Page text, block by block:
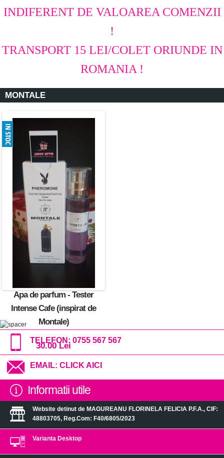
INDIFERENT DE VALOAREA COMENZII
!
TRANSPORT 15 LEI/COLET ORIUNDE IN
ROMANIA !
MONTALE
Apa de parfum - Tester
Intense Cafe (inspirat de
Montale)
30.00 Lei
TELEFON: 0755 567 567
EMAIL: CLICK AICI
Informatii utile
Website detinut de MAGUREANU FLORINELA FELICIA P.F.A., CIF:
48803705, Reg.Com: F40/6805/2023
Varianta Desktop